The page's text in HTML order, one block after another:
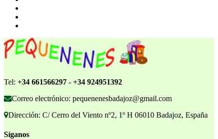
Tel: +34 661566297 - +34 924951392
Correo electrónico: pequenenesbadajoz@gmail.com
Dirección: C/ Cerro del Viento nº2, 1º H 06010 Badajoz, España
Síganos